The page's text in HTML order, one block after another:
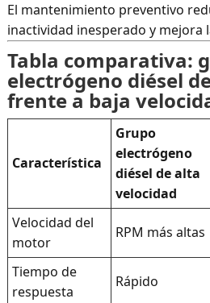
El mantenimiento preventivo
inactividad inesperado y mejora
Tabla comparativa:
electrógeno diésel
frente a baja
Característica
Grupo
electrógeno
diésel de alta
velocidad
Velocidad del
motor
RPM más altas
Tiempo de
respuesta
Rápido